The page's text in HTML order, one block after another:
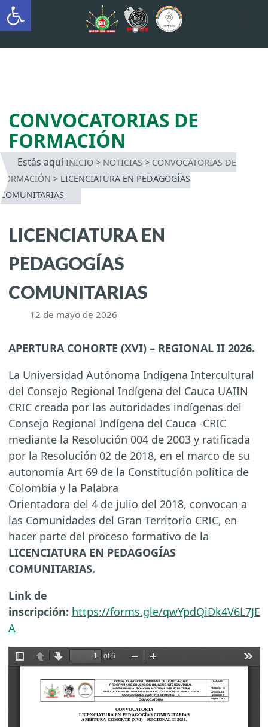
Saltar
al
INTERCULTURAL
CONVOCATORIAS DE
FORMACIÓN
Estás aquí INICIO> NOTICIAS > CONVOCATORIAS DE
FORMACIÓN > LICENCIATURA EN PEDAGOGÍAS
COMUNITARIAS
LICENCIATURA EN
PEDAGOGÍAS
COMUNITARIAS
12 de mayo de 2026
APERTURA COHORTE (XVI) – REGIONAL II 2026.
La Universidad Autónoma Indígena Intercultural
del Consejo Regional Indígena del Cauca UAIIN
CRIC creada por las autoridades indígenas del
Consejo Regional Indígena del Cauca -CRIC
mediante la Resolución 004 de 2003 y ratificada
por la Resolución 02 de 2018, en el marco de su
autonomía Art 69 de la Constitución política de
Colombia y la Palabra
Orientadora del 4 de julio del 2018, convocan a
las Comunidades del Gran Territorio CRIC, en
hacer parte del proceso formativo de la
LICENCIATURA EN PEDAGOGÍAS
COMUNITARIAS.
Link de
inscripción: https://forms.gle/qwYpdQiDk4V6L7JE
A